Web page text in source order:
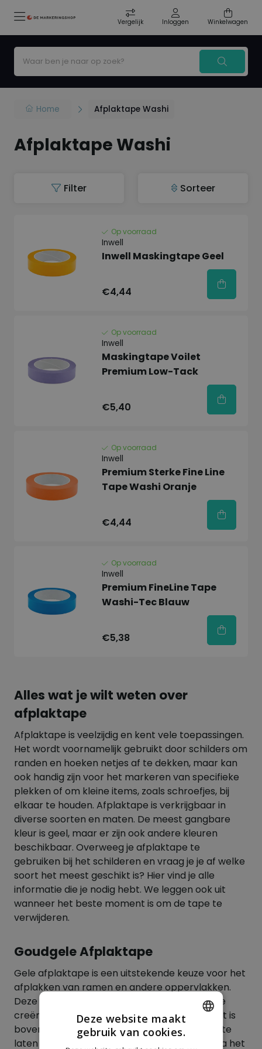
Vergelijk Inloggen Winkelwagen
Home Afplaktape Washi
Afplaktape Washi
Filter Sorteer
Op voorraad
Inwell
Inwell Maskingtape Geel
€4,44
Op voorraad
Inwell
Maskingtape Voilet
Premium Low-Tack
€5,40
Op voorraad
Inwell
Premium Sterke Fine Line
Tape Washi Oranje
€4,44
Op voorraad
Inwell
Premium FineLine Tape
Washi-Tec Blauw
€5,38
Alles wat je wilt weten over
afplaktape
Afplaktape is veelzijdig en kent vele toepassingen.
Het wordt voornamelijk gebruikt door schilders om
randen en hoeken netjes af te dekken, maar kan
ook handig zijn voor het markeren van specifieke
plekken of om kleine items, zoals schroefjes, bij
elkaar te houden. Afplaktape is verkrijgbaar in
diverse soorten en maten. De meest gangbare
kleur is geel, maar er zijn ook andere kleuren
beschikbaar. Overweeg je afplaktape te
gebruiken bij het schilderen en vraag je je af welke
soort het meest geschikt is? Hier vind je alle
informatie die je nodig hebt. We leggen ook uit
wanneer het beste moment is om de tape te
verwijderen.
Goudgele Afplaktape
Gele afplaktape is een uitstekende keuze voor het
afplakken van ramen en andere oppervlakken.
Deze tape is ideaal om scherpe verfranden te
creëren zonder lijmresten achter te laten. Het is
bovendien mogelijk om de tape tot 16 weken te
laten zitten, al raden we aan de tape direct na het
DUTCH
Deze website maakt
gebruik van cookies.